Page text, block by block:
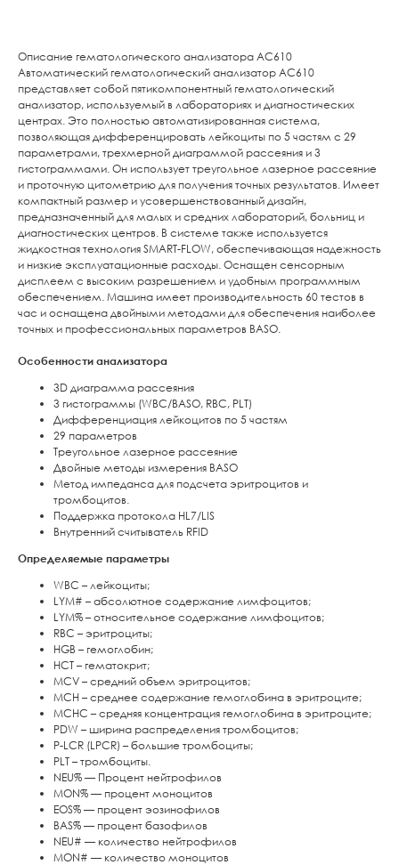
Описание гематологического анализатора AC610
Автоматический гематологический анализатор AC610
представляет собой пятикомпонентный гематологический
анализатор, используемый в лабораториях и диагностических
центрах. Это полностью автоматизированная система,
позволяющая дифференцировать лейкоциты по 5 частям с 29
параметрами, трехмерной диаграммой рассеяния и 3
гистограммами. Он использует треугольное лазерное рассеяние
и проточную цитометрию для получения точных результатов. Имеет
компактный размер и усовершенствованный дизайн,
предназначенный для малых и средних лабораторий, больниц и
диагностических центров. В системе также используется
жидкостная технология SMART-FLOW, обеспечивающая надежность
и низкие эксплуатационные расходы. Оснащен сенсорным
дисплеем с высоким разрешением и удобным программным
обеспечением. Машина имеет производительность 60 тестов в
час и оснащена двойными методами для обеспечения наиболее
точных и профессиональных параметров BASO.
Особенности анализатора
3D диаграмма рассеяния
3 гистограммы (WBC/BASO, RBC, PLT)
Дифференциация лейкоцитов по 5 частям
29 параметров
Треугольное лазерное рассеяние
Двойные методы измерения BASO
Метод импеданса для подсчета эритроцитов и
тромбоцитов.
Поддержка протокола HL7/LIS
Внутренний считыватель RFID
Определяемые параметры
WBC – лейкоциты;
LYM# – абсолютное содержание лимфоцитов;
LYM% – относительное содержание лимфоцитов;
RBC – эритроциты;
HGB – гемоглобин;
HCT – гематокрит;
MCV – средний объем эритроцитов;
MCH – среднее содержание гемоглобина в эритроците;
MCHC – средняя концентрация гемоглобина в эритроците;
PDW – ширина распределения тромбоцитов;
P-LCR (LPCR) – большие тромбоциты;
PLT – тромбоциты.
NEU% — Процент нейтрофилов
MON% — процент моноцитов
EOS% — процент эозинофилов
BAS% — процент базофилов
NEU# — количество нейтрофилов
MON# — количество моноцитов